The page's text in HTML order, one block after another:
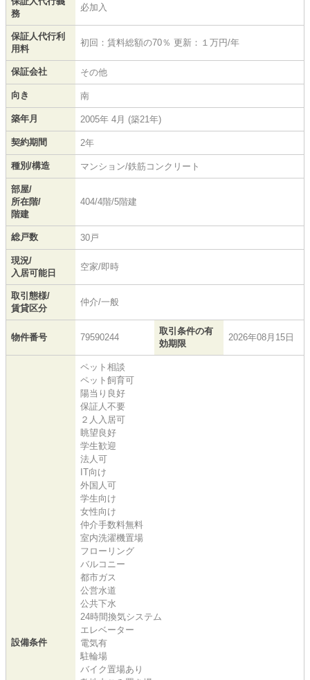
務
必加入
保証人代行利
用料
初回：賃料総額の70％ 更新：１万円/年
保証会社 その他
向き 南
築年月 2005年 4月 (築21年)
契約期間 2年
種別/構造 マンション/鉄筋コンクリート
部屋/
所在階/
階建
404/4階/5階建
総戸数 30戸
現況/
入居可能日
空家/即時
取引態様/
賃貸区分
仲介/一般
物件番号 79590244
取引条件の有
効期限
2026年08月15日
設備条件
ペット相談
ペット飼育可
陽当り良好
保証人不要
２人入居可
眺望良好
学生歓迎
法人可
IT向け
外国人可
学生向け
女性向け
仲介手数料無料
室内洗濯機置場
フローリング
バルコニー
都市ガス
公営水道
公共下水
24時間換気システム
エレベーター
電気有
駐輪場
バイク置場あり